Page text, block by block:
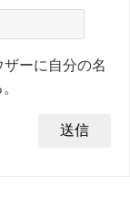
ーに自分の名